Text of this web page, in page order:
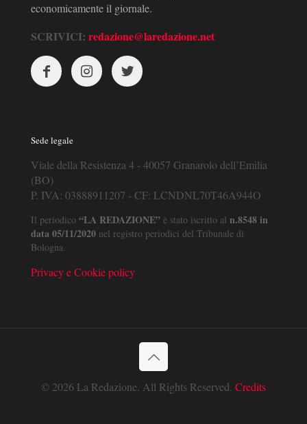
economicamente il giornale.
SCRIVICI: redazione@laredazione.net
Sede legale
Viale della Resistenza 4 - 40057 Granarolo dell’Emilia
(BO)
P. IVA: 03888911207 - CF: LCNDNL70T46A944O
Il periodico “LA REDAZIONE” è stato iscritto al n.8548 in
data 05/11/2020 nel registro periodici del Tribunale di
Bologna.
Privacy e Cookie policy
© 2026 La Redazione. All Rights Reserved. Credits